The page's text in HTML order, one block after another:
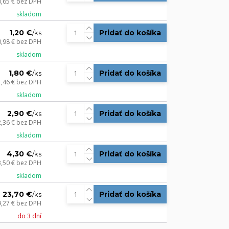
skladom
1,20 €/ks
€ bez DPH
skladom
Pridať do košíka
1,80 €/ks
€ bez DPH
skladom
Pridať do košíka
2,90 €/ks
€ bez DPH
skladom
Pridať do košíka
4,30 €/ks
€ bez DPH
skladom
Pridať do košíka
23,70 €/ks
€ bez DPH
do 3 dní
Pridať do košíka